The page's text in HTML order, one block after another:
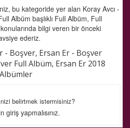
bu kategoride yer alan Koray Avcı -
Albüm başlıklı Full Albüm, Full
bilgi veren bir önceki
ederiz.
- Boşver, Ersan Er - Boşver
Full Albüm, Ersan Er 2018
belirtmek istermisiniz?
giriş yapmalısınız.